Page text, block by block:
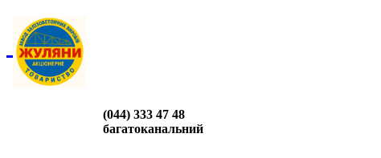
(044) 333 47 48
багатоканальний